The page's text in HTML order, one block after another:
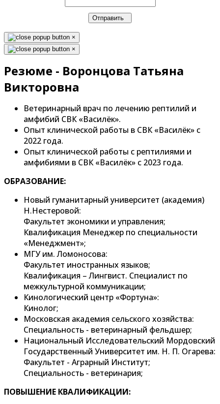
Отправить
×
×
Резюме - Воронцова Татьяна
Викторовна
Ветеринарный врач по лечению рептилий и
амфибий СВК «Василёк».
Опыт клинической работы в СВК «Василёк» с
2022 года.
Опыт клинической работы с рептилиями и
амфибиями в СВК «Василёк» с 2023 года.
ОБРАЗОВАНИЕ:
Новый гуманитарный университет (академия)
Н.Нестеровой:
Факультет экономики и управления;
Квалификация Менеджер по специальности
«Менеджмент»;
МГУ им. Ломоносова:
Факультет иностранных языков;
Квалификация – Лингвист. Специалист по
межкультурной коммуникации;
Кинологический центр «Фортуна»:
Кинолог;
Московская академия сельского хозяйства:
Специальность - ветеринарный фельдшер;
Национальный Исследовательский Мордовский
Государственный Университет им. Н. П. Огарева:
Факультет - Аграрный Институт;
Специальность - ветеринария;
ПОВЫШЕНИЕ КВАЛИФИКАЦИИ: